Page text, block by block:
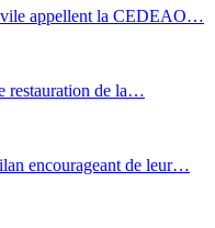
appellent la CEDEAO…
restauration de la…
encourageant de leur…